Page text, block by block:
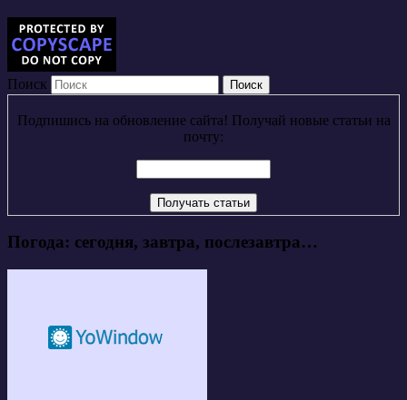
Поиск
Подпишись на обновление сайта! Получай новые статьи на
почту:
Погода: сегодня, завтра, послезавтра…